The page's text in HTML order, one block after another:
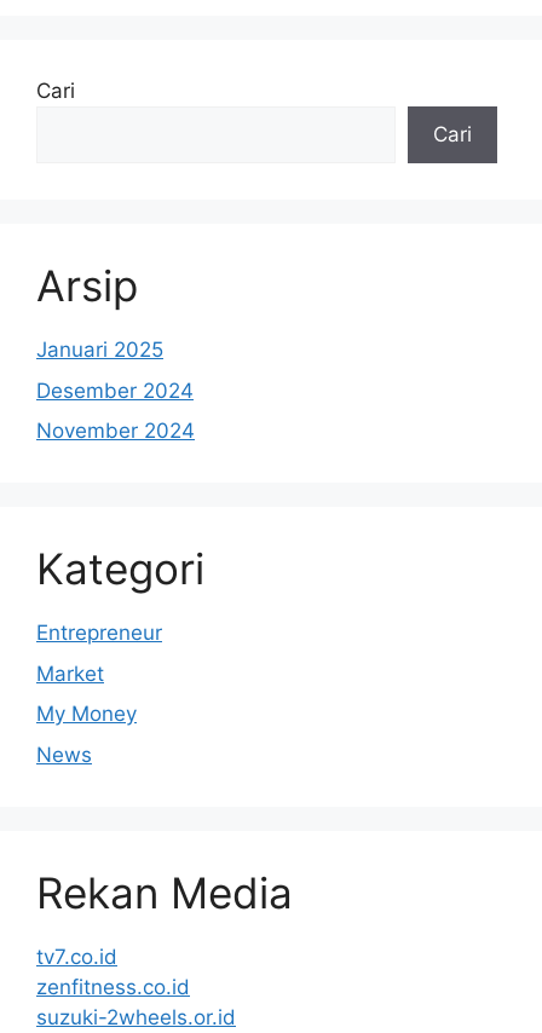
Cari
Cari
Arsip
Januari 2025
Desember 2024
November 2024
Kategori
Entrepreneur
Market
My Money
News
Rekan Media
tv7.co.id
zenfitness.co.id
suzuki-2wheels.or.id